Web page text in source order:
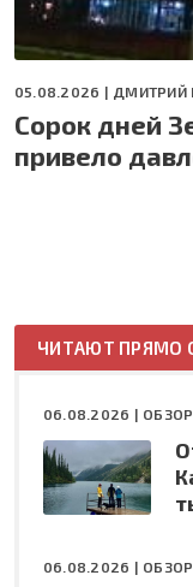
05.08.2026 | ДМИТРИЙ
Сорок дней
привело
ЧИТАЮТ ПРЯМО
06.08.2026 |
06.08.2026 |